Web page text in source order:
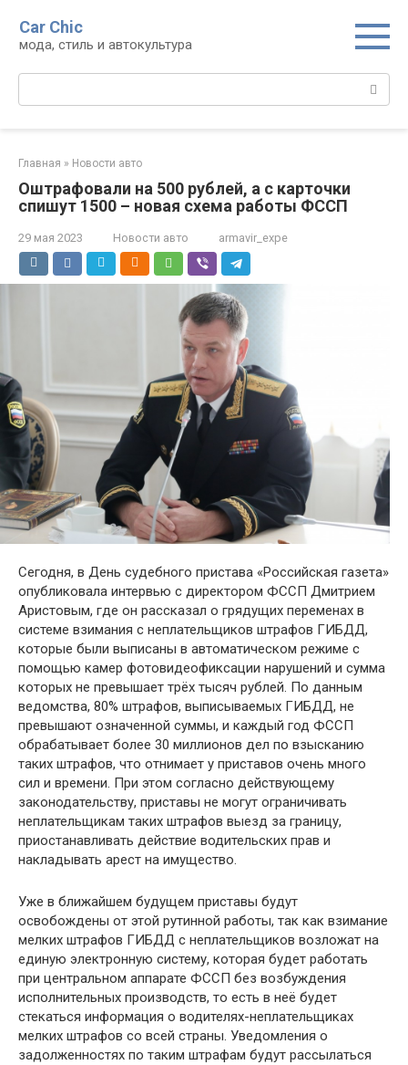
контенту
Car Chic
мода, стиль и автокультура
Поиск:
Главная » Новости авто
Оштрафовали на 500 рублей, а с карточки
спишут 1500 – новая схема работы ФССП
29 мая 2023 Новости авто armavir_expe
Сегодня, в День судебного пристава «Российская газета»
опубликовала интервью с директором ФССП Дмитрием
Аристовым, где он рассказал о грядущих переменах в
системе взимания с неплательщиков штрафов ГИБДД,
которые были выписаны в автоматическом режиме с
помощью камер фотовидеофиксации нарушений и сумма
которых не превышает трёх тысяч рублей. По данным
ведомства, 80% штрафов, выписываемых ГИБДД, не
превышают означенной суммы, и каждый год ФССП
обрабатывает более 30 миллионов дел по взысканию
таких штрафов, что отнимает у приставов очень много
сил и времени. При этом согласно действующему
законодательству, приставы не могут ограничивать
неплательщикам таких штрафов выезд за границу,
приостанавливать действие водительских прав и
накладывать арест на имущество.
Уже в ближайшем будущем приставы будут
освобождены от этой рутинной работы, так как взимание
мелких штрафов ГИБДД с неплательщиков возложат на
единую электронную систему, которая будет работать
при центральном аппарате ФССП без возбуждения
исполнительных производств, то есть в неё будет
стекаться информация о водителях-неплательщиках
мелких штрафов со всей страны. Уведомления о
задолженностях по таким штрафам будут рассылаться